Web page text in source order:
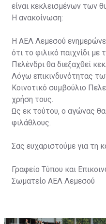
είναι κεκλεισμένων των
Η ανακοίνωση:
Η ΑΕΛ Λεμεσού
ότι το φιλικό παιχνίδι
Πελένδρι θα διεξαχθεί
Λόγω επικινδυνότητας
Κοινοτικό συμβούλιο
χρήση τους.
Ως εκ τούτου, ο αγώνας θα
φιλάθλους.
Σας ευχαριστούμε για τη
Γραφείο Τύπου και
Σωματείο ΑΕΛ Λεμεσού